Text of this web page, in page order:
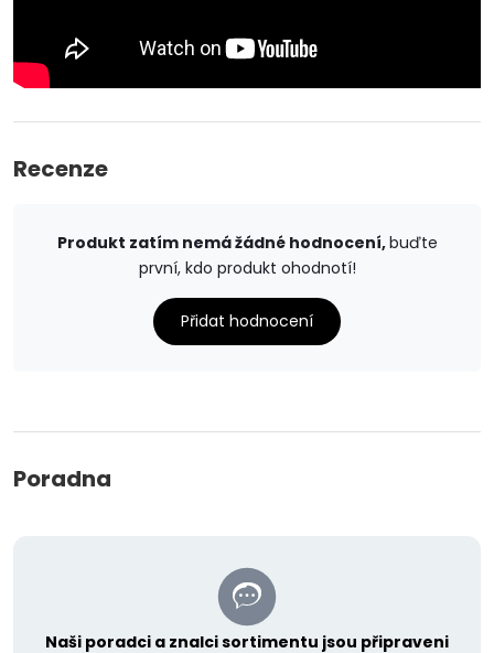
Recenze
Produkt zatím nemá žádné hodnocení,buďte
první, kdo produkt ohodnotí!
Přidat hodnocení
Poradna
Naši poradci a znalci sortimentu jsou připraveni